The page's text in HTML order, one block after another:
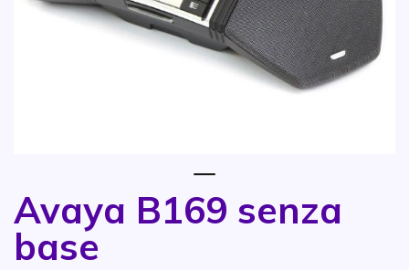
Avaya B169 senza
base
Vai all'inizio della galleria di immagini